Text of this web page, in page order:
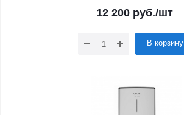
12 200руб./шт
В корзину